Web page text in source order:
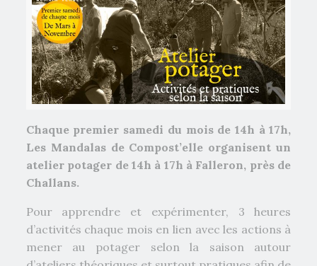
Chaque premier samedi du mois de 14h à 17h,
Les Mandalas de Compost’elle organisent un
atelier potager de 14h à 17h à Falleron, près de
Challans.
Pour apprendre et expérimenter, 3 heures
d’activités chaque mois en lien avec les actions à
mener au potager selon la saison autour